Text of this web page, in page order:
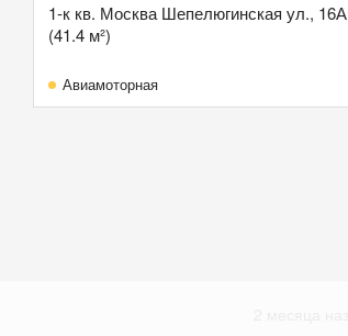
1-к кв. Москва Шепелюгинская ул., 16А
(41.4 м²)
Авиамоторная